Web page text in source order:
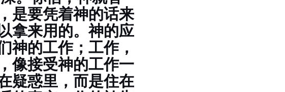
是要凭着神的话来
拿来用的。神的应
神的工作；工作，
像接受神的工作一
疑惑里，而是住在